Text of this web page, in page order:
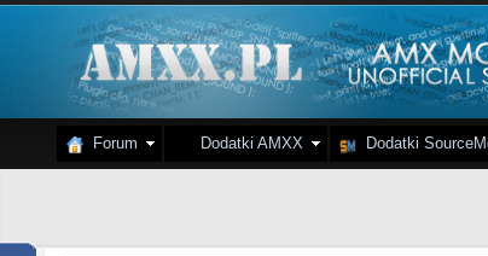
Forum Dodatki AMXX Dodatki